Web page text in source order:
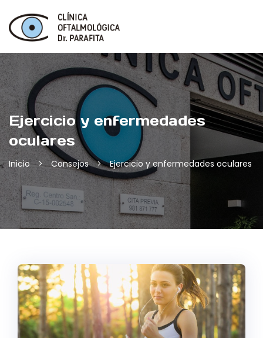
content
Ejercicio y enfermedades
oculares
Inicio > Consejos > Ejercicio y enfermedades oculares